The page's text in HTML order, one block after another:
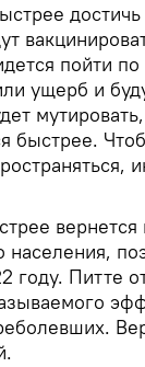
пойти
ущерб и
быстрее.
населения,
году. Питте